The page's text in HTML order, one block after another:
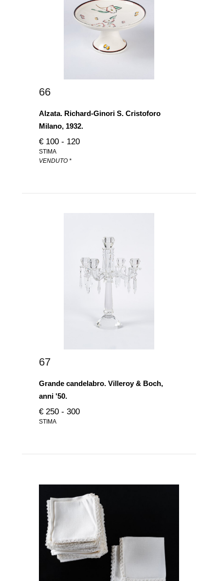
66
Alzata. Richard-Ginori S. Cristoforo
Milano, 1932.
€ 100 - 120
STIMA
VENDUTO *
67
Grande candelabro. Villeroy & Boch,
anni '50.
€ 250 - 300
STIMA